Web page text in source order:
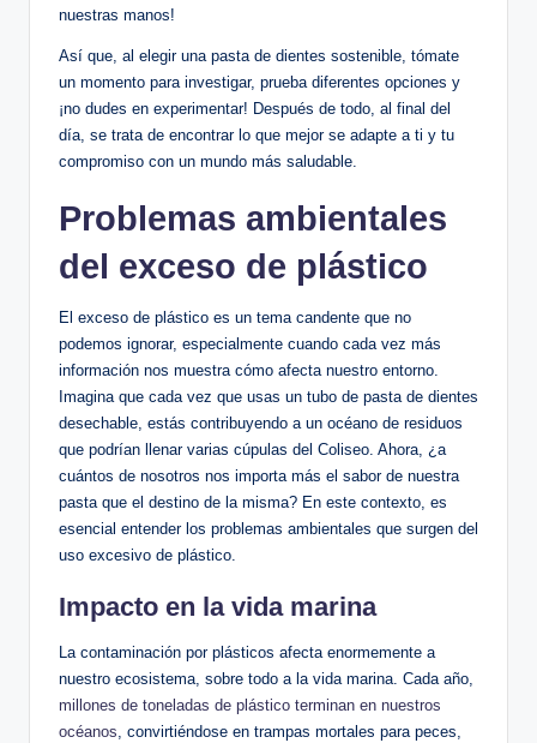
nuestras manos!
Así que, al elegir una pasta de dientes sostenible, tómate
un momento para investigar, prueba diferentes opciones y
¡no dudes en experimentar! Después de todo, al final del
día, se trata de encontrar lo que mejor se adapte a ti y tu
compromiso con un mundo más saludable.
Problemas ambientales
del exceso de plástico
El exceso de plástico es un tema candente que no
podemos ignorar, especialmente cuando cada vez más
información nos muestra cómo afecta nuestro entorno.
Imagina que cada vez que usas un tubo de pasta de dientes
desechable, estás contribuyendo a un océano de residuos
que podrían llenar varias cúpulas del Coliseo. Ahora, ¿a
cuántos de nosotros nos importa más el sabor de nuestra
pasta que el destino de la misma? En este contexto, es
esencial entender los problemas ambientales que surgen del
uso excesivo de plástico.
Impacto en la vida marina
La contaminación por plásticos afecta enormemente a
nuestro ecosistema, sobre todo a la vida marina. Cada año,
millones de toneladas de plástico terminan en nuestros
océanos, convirtiéndose en trampas mortales para peces,